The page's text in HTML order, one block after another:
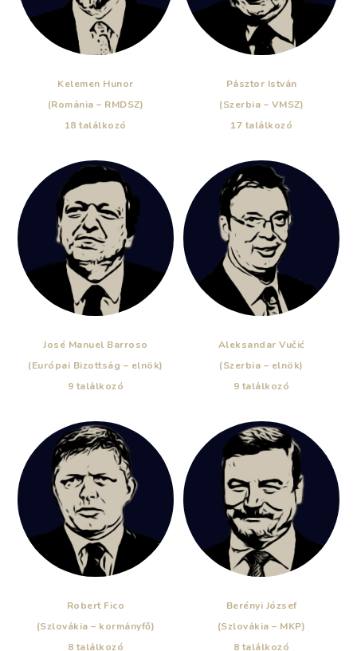
Kelemen Hunor
(Románia – RMDSZ)
18 találkozó
José Manuel Barroso
(Európai Bizottság – elnök)
9 találkozó
Robert Fico
(Szlovákia – kormányfő)
8 találkozó
Pásztor István
(Szerbia – VMSZ)
17 találkozó
Aleksandar Vučić
(Szerbia – elnök)
9 találkozó
Berényi József
(Szlovákia – MKP)
8 találkozó